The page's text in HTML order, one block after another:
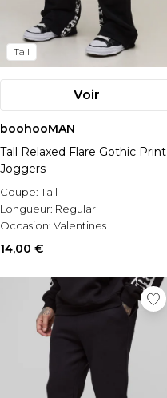
Tall
Voir
boohooMAN
Tall Relaxed Flare Gothic Print
Joggers
Coupe:Tall
Longueur: Regular
Occasion: Valentines
14,00 €